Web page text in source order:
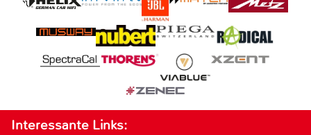
Interessante Links: